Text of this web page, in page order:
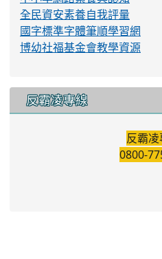
全民資安素養自我評量
國字標準字體筆順學習網
博幼社福基金會教學資源
反霸凌專線
反霸
0800-